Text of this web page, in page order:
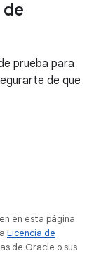
prueba para
de que
en esta página
Licencia de
de Oracle o sus